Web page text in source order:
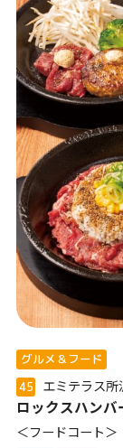
グルメ＆フード
45
エミテラス所
ロックスハンバ
＜フードコート＞